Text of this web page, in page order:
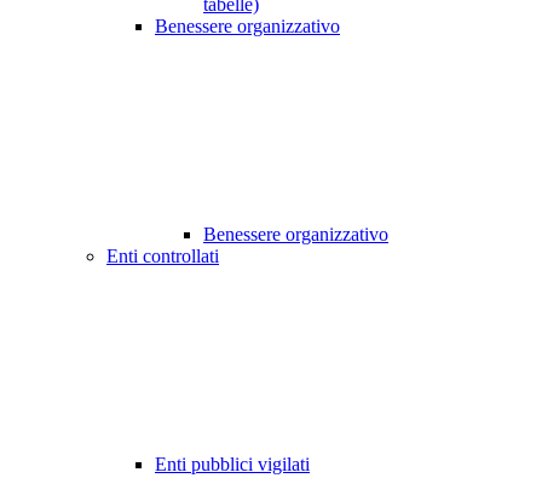
tabelle)
Benessere organizzativo
Benessere organizzativo
Enti controllati
Enti pubblici vigilati